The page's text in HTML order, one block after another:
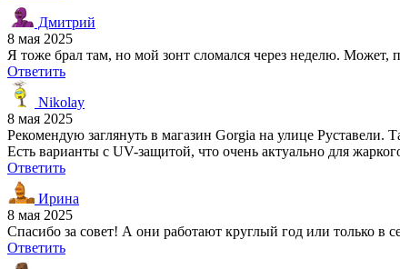
Дмитрий
8 мая 2025
Я тоже брал там, но мой зонт сломался через неделю. Может,
Ответить
Nikolay
8 мая 2025
Рекомендую заглянуть в магазин Gorgia на улице
Есть варианты с UV-защитой, что очень актуально для
Ответить
Ирина
8 мая 2025
Спасибо за совет! А они работают круглый год или только в
Ответить